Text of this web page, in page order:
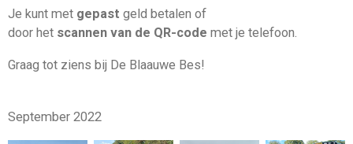
Je kunt met gepast geld betalen of
door het scannen van de QR-code met je telefoon.
Graag tot ziens bij De Blaauwe Bes!
September 2022